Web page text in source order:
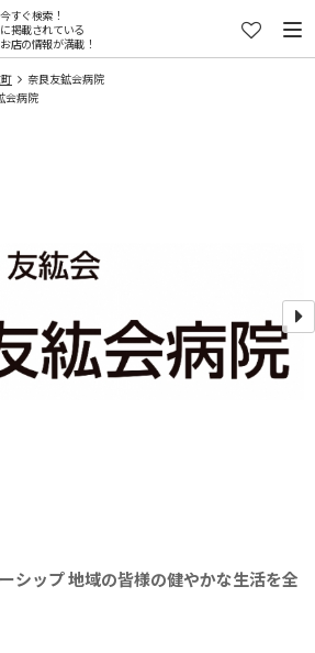
すぐ検索！
掲載されている
店の情報が満載！
奈良友鉱会病院
会病院
シップ 地域の皆様の健やかな生活を全